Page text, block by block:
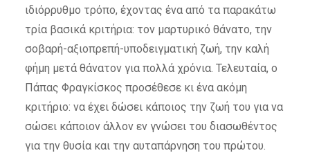
ιδιόρρυθμο τρόπο, έχοντας ένα από τα παρακάτω
τρία βασικά κριτήρια: τον μαρτυρικό θάνατο, την
σοβαρή-αξιοπρεπή-υποδειγματική ζωή, την καλή
φήμη μετά θάνατον για πολλά χρόνια. Τελευταία, ο
Πάπας Φραγκίσκος προσέθεσε κι ένα ακόμη
κριτήριο: να έχει δώσει κάποιος την ζωή του για να
σώσει κάποιον άλλον εν γνώσει του διασωθέντος
για την θυσία και την αυταπάρνηση του πρώτου.